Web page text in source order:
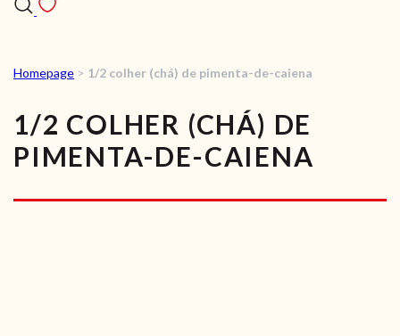
RECEITAS
VÍDEOS
RECEITAS VEGGIE
Homepage > 1/2 colher (chá) de pimenta-de-caiena
1/2 COLHER (CHÁ) DE
PIMENTA-DE-CAIENA